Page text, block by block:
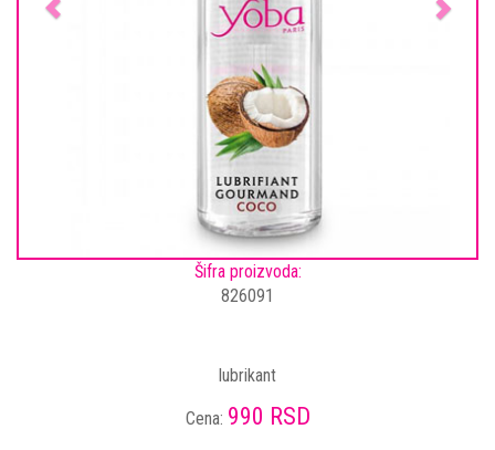
Šifra proizvoda:
826091
lubrikant
Cena: 990 RSD